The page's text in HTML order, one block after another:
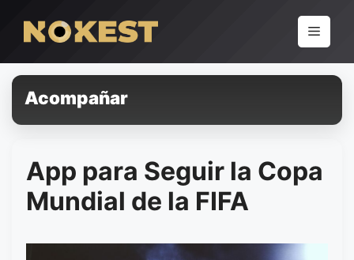
conteúdo
Menu
Acompañar
App para Seguir la Copa
Mundial de la FIFA